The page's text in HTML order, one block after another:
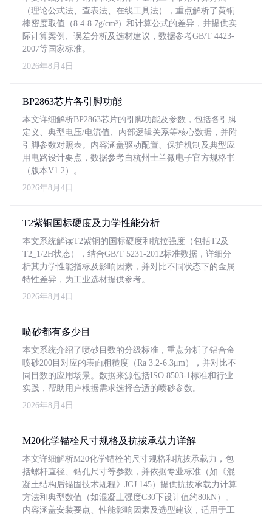
（理论公式法、查表法、在线工具法），重点解析了黄铜
棒密度取值（8.4-8.7g/cm³）和计算公式的差异，并提供实
际计算案例、误差分析及选材建议，数据参考GB/T 4423-
2007等国家标准。
2026年8月4日
BP2863芯片各引脚功能
本文详细解析BP2863芯片的引脚功能及参数，包括各引脚
定义、典型电压/电流值、内部逻辑关系等核心数据，并附
引脚参数对照表。内容涵盖驱动配置、保护机制及典型应
用电路设计要点，数据参考自杭州士兰微电子官方规格书
（版本V1.2）。
2026年8月4日
T2紫铜国标硬度及力学性能分析
本文系统解读T2紫铜的国标硬度和抗拉强度（包括T2及
T2_1/2H状态），结合GB/T 5231-2012标准数据，详细分
析其力学性能指标及影响因素，并对比不同状态下的金属
特性差异，为工业选材提供参考。
2026年8月4日
喷砂都有多少目
本文系统介绍了喷砂目数的分级标准，重点分析了铝合金
喷砂200目对应的表面粗糙度（Ra 3.2-6.3μm），并对比不
同目数的应用场景。数据来源包括ISO 8503-1标准和行业
实践，帮助用户根据需求选择合适的喷砂参数。
2026年8月4日
M20化学锚栓尺寸规格及抗拔承载力详解
本文详细解析M20化学锚栓的尺寸规格和抗拔承载力，包
括螺杆直径、钻孔尺寸等参数，并依据专业标准（如《混
凝土结构后锚固技术规程》JGJ 145）提供抗拔承载力计算
方法和典型数值（如混凝土强度C30下设计值约80kN）。
内容涵盖安装要点、性能影响因素及选型建议，适用于工